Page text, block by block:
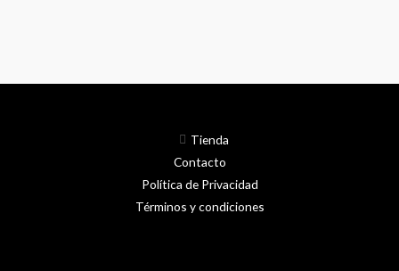
Tienda
Contacto
Política de Privacidad
Términos y condiciones